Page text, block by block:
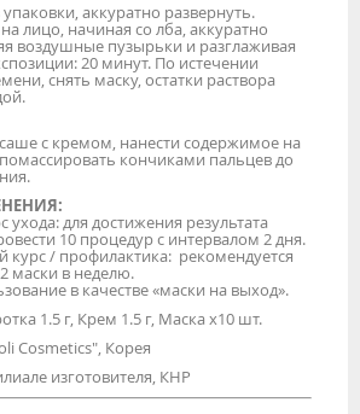
аккуратно развернуть.
лицо, начиная со лба, аккуратно
воздушные пузырьки и разглаживая
20 минут. По истечении
снять маску, остатки раствора
с кремом, нанести содержимое на
кончиками пальцев до
ухода: для достижения результата
10 процедур с интервалом 2 дня.
/ профилактика: рекомендуется
маски в неделю.
в качестве «маски на выход».
1.5 г, Крем 1.5 г, Маска х10 шт.
Cosmetics", Корея
изготовителя, КНР